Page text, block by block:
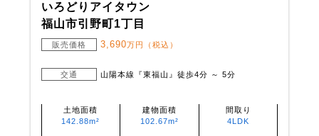
いろどりアイタウン
福山市引野町1丁目
販売価格 3,690万円（税込）
交通 山陽本線『東福山』徒歩4分 ～ 5分
土地面積
142.88m²
建物面積
102.67m²
間取り
4LDK